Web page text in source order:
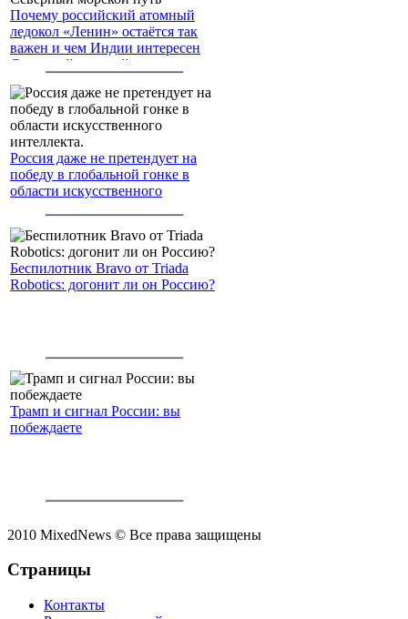
Почему российский атомный
ледокол «Ленин» остаётся так
важен и чем Индии интересен
Северный морской путь
Россия даже не претендует на
победу в глобальной гонке в
области искусственного
Беспилотник Bravo от Triada
Robotics: догонит ли он Россию?
Трамп и сигнал России: вы
побеждаете
2010 MixedNews © Все права защищены
Страницы
Контакты